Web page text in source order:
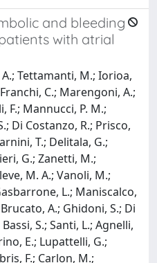
and bleeding
with atrial
Tettamanti, M.; Iorioa,
C.; Marengoni, A.;
F.; Mannucci, P. M.;
Di Costanzo, R.; Prisco,
T.; Delitala, G.;
G.; Zanetti, M.;
M. A.; Vanoli, M.;
L.; Maniscalco,
A.; Ghidoni, S.; Di
S.; Santi, L.; Agnelli,
E.; Lupattelli, G.;
F.; Carlon, M.;